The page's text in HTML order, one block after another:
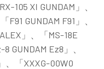
105 XI GUNDAM」、
F91 GUNDAM F91」、
」、「MS-18E
GUNDAM Ez8」、
、「XXXG-00W0